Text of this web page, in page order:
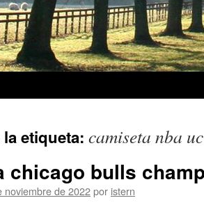
etiqueta: camiseta nba
chicago bulls
noviembre de 2022por istern